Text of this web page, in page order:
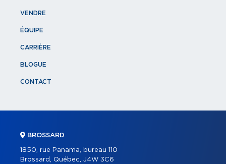
VENDRE
ÉQUIPE
CARRIÈRE
BLOGUE
CONTACT
BROSSARD
1850, rue Panama, bureau 110
Brossard, Québec, J4W 3C6